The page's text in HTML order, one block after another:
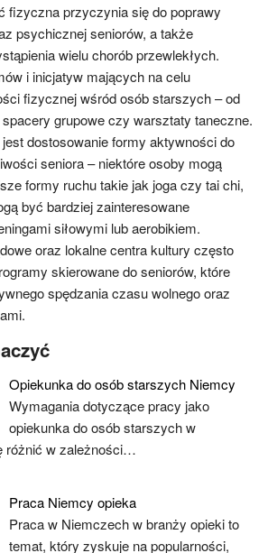
fizyczna przyczynia się do poprawy
psychicznej seniorów, a także
wielu chorób przewlekłych.
i inicjatyw mających na celu
fizycznej wśród osób starszych – od
grupowe czy warsztaty taneczne.
dostosowanie formy aktywności do
seniora – niektóre osoby mogą
formy ruchu takie jak joga czy tai chi,
być bardziej zainteresowane
siłowymi lub aerobikiem.
oraz lokalne centra kultury często
skierowane do seniorów, które
spędzania czasu wolnego oraz
Opiekunka do osób starszych Niemcy
Wymagania dotyczące pracy jako
opiekunka do osób starszych w
różnić w zależności…
Praca Niemcy opieka
Praca w Niemczech w branży opieki to
temat, który zyskuje na popularności,